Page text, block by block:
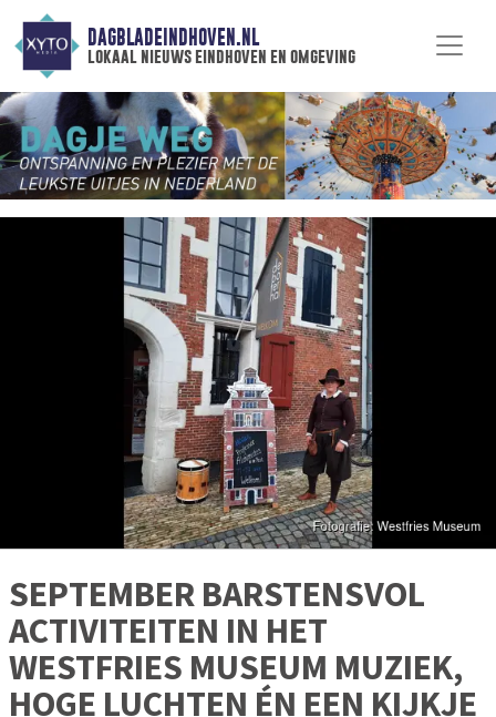
DAGBLADEINDHOVEN.NL
lokaal nieuws eindhoven en omgeving
SEPTEMBER BARSTENSVOL
ACTIVITEITEN IN HET
WESTFRIES MUSEUM MUZIEK,
HOGE LUCHTEN ÉN EEN KIJKJE